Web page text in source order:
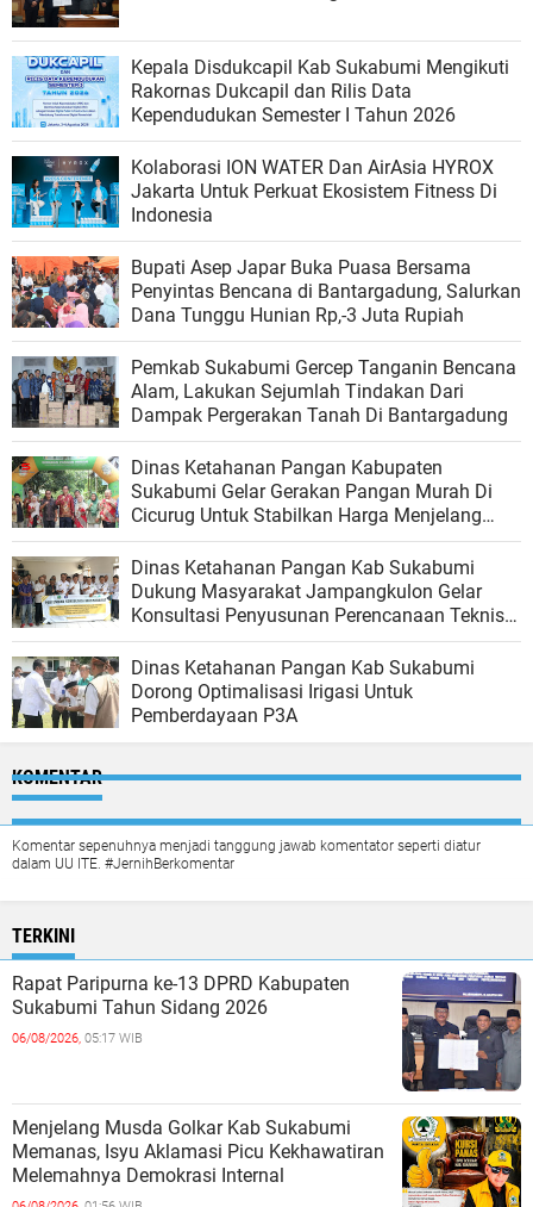
Kepala Disdukcapil Kab Sukabumi Mengikuti
Rakornas Dukcapil dan Rilis Data
Kependudukan Semester I Tahun 2026
Kolaborasi ION WATER Dan AirAsia HYROX
Jakarta Untuk Perkuat Ekosistem Fitness Di
Indonesia
Bupati Asep Japar Buka Puasa Bersama
Penyintas Bencana di Bantargadung, Salurkan
Dana Tunggu Hunian Rp,-3 Juta Rupiah
Pemkab Sukabumi Gercep Tanganin Bencana
Alam, Lakukan Sejumlah Tindakan Dari
Dampak Pergerakan Tanah Di Bantargadung
Dinas Ketahanan Pangan Kabupaten
Sukabumi Gelar Gerakan Pangan Murah Di
Cicurug Untuk Stabilkan Harga Menjelang
Akhir Tahun
Dinas Ketahanan Pangan Kab Sukabumi
Dukung Masyarakat Jampangkulon Gelar
Konsultasi Penyusunan Perencanaan Teknis
Daerah Irigasi Cikarang Nguluwung
Dinas Ketahanan Pangan Kab Sukabumi
Dorong Optimalisasi Irigasi Untuk
Pemberdayaan P3A
KOMENTAR
Komentar sepenuhnya menjadi tanggung jawab komentator seperti diatur
dalam UU ITE. #JernihBerkomentar
TERKINI
Rapat Paripurna ke-13 DPRD Kabupaten
Sukabumi Tahun Sidang 2026
06/08/2026, 05:17 WIB
Menjelang Musda Golkar Kab Sukabumi
Memanas, Isyu Aklamasi Picu Kekhawatiran
Melemahnya Demokrasi Internal